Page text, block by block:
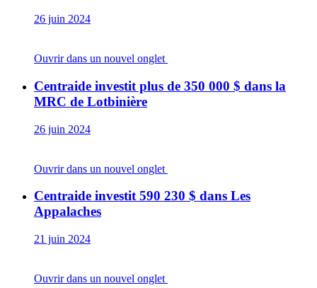
26 juin 2024
Ouvrir dans un nouvel onglet
Centraide investit plus de 350 000 $ dans la
MRC de Lotbinière
26 juin 2024
Ouvrir dans un nouvel onglet
Centraide investit 590 230 $ dans Les
Appalaches
21 juin 2024
Ouvrir dans un nouvel onglet